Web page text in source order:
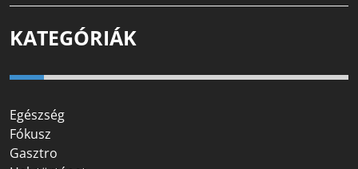
KATEGÓRIÁK
Egészség
Fókusz
Gasztro